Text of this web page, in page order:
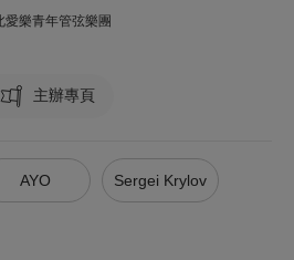
愛樂青年管弦樂團
主辦專頁
AYO Sergei Krylov